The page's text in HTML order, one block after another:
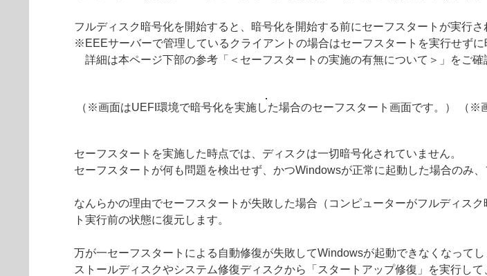
フルディスク暗号化を開始すると、暗号化を開始する前にセーフスタートが実行さ
※EEEサーバーで管理しているクライアントの場合はセーフスタートを実行せず
詳細は本ページ下部の参考「＜セーフスタートの実施の有無について＞」をご確
（※画面はUEFI環境で暗号化を実施した場合のセーフスタート画面です。） （※
セーフスタートを実施した時点では、ディスクは一切暗号化されていません。
セーフスタートが何も問題を検出せず、かつWindowsが正常に起動した場合のみ
なんらかの理由でセーフスタートが失敗した場合（コンピューターがフルディス
ト実行前の状態に復元します。
万が一セーフスタートによる自動修復が失敗してWindowsが起動できなくなって
ストールディスクやシステム修復ディスクから「スタートアップ修復」を実行し